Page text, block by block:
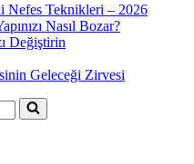
Nefes Teknikleri – 2026
Nasıl Bozar?
Değiştirin
Geleceği Zirvesi